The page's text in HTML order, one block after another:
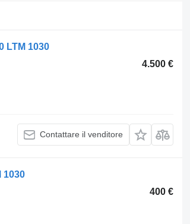
LTM 1030
4.500 €
Contattare il venditore
1030
400 €